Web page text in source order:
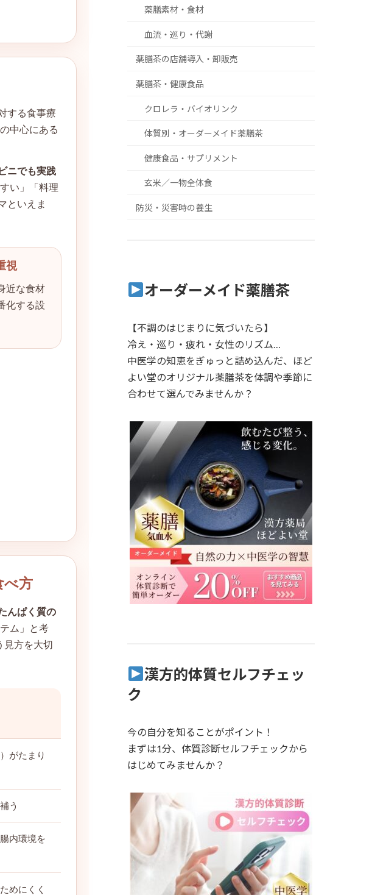
する食事療
中心にある
ニでも実践
い」「料理
といえま
視
近な食材
化する設
べ方
んぱく質の
ム」と考
見方を大切
がたまり
う
内環境を
めにくく
薬膳素材・食材
血流・巡り・代謝
薬膳茶の店舗導入・卸販売
薬膳茶・健康食品
クロレラ・バイオリンク
体質別・オーダーメイド薬膳茶
健康食品・サプリメント
玄米／一物全体食
防災・災害時の養生
オーダーメイド薬膳茶
【不調のはじまりに気づいたら】
冷え・巡り・疲れ・女性のリズム…
中医学の知恵をぎゅっと詰め込んだ、ほど
よい堂のオリジナル薬膳茶を体調や季節に
合わせて選んでみませんか？
漢方的体質セルフチェッ
ク
今の自分を知ることがポイント！
まずは1分、体質診断セルフチェックから
はじめてみませんか？